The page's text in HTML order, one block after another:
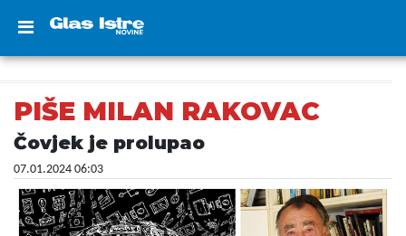
PIŠE MILAN RAKOVAC
Čovjek je prolupao
07.01.2024 06:03